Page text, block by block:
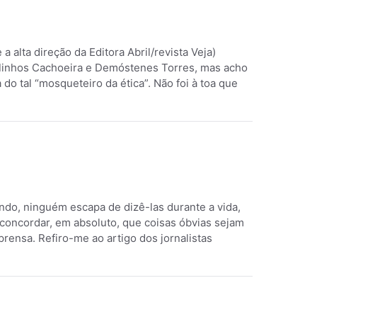
alta direção da Editora Abril/revista Veja)
Cachoeira e Demóstenes Torres, mas acho
tal “mosqueteiro da ética”. Não foi à toa que
ninguém escapa de dizê-las durante a vida,
em absoluto, que coisas óbvias sejam
Refiro-me ao artigo dos jornalistas